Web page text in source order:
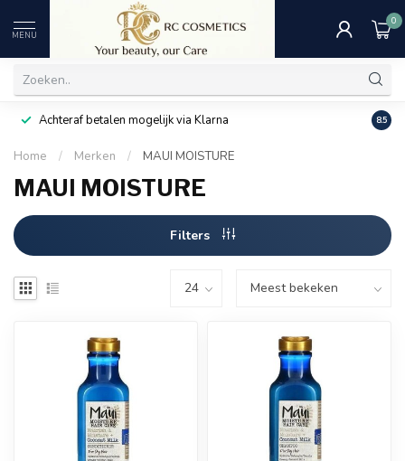
MENU
0
Achteraf betalen mogelijk via Klarna 8.5
Home / Merken / MAUI MOISTURE
MAUI MOISTURE
Filters